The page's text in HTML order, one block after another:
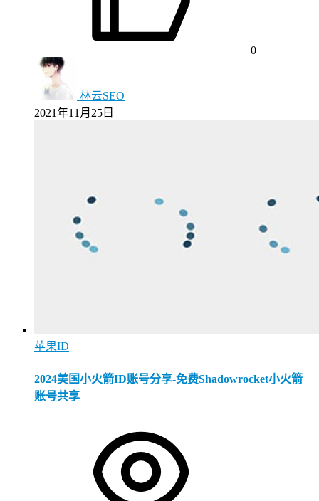
0
林云SEO
2021年11月25日
苹果ID
2024美国小火箭ID账号分享-免费Shadowrocket小火箭
账号共享